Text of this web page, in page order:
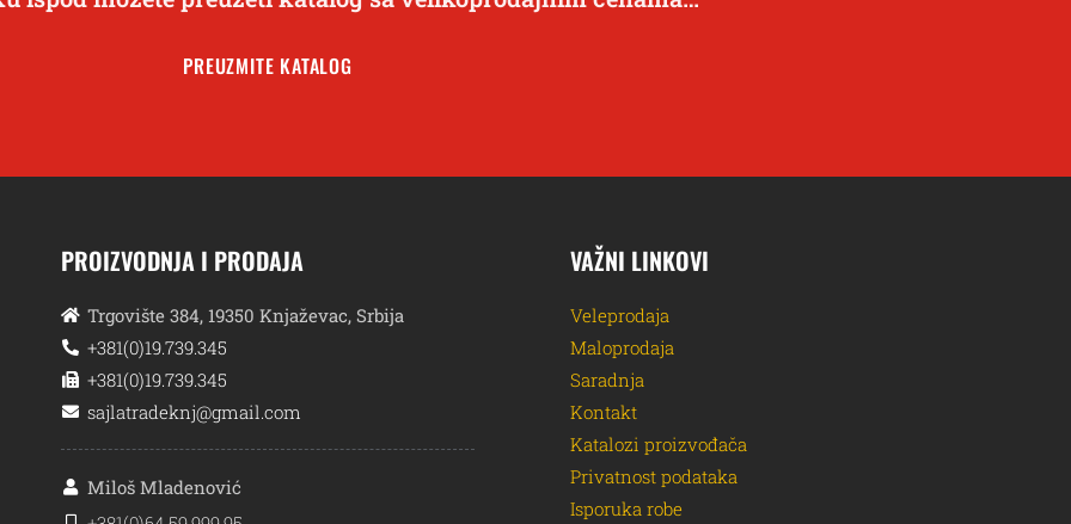
PREUZMITE KATALOG
PROIZVODNJA I PRODAJA
Trgovište 384, 19350 Knjaževac, Srbija
+381(0)19.739.345
+381(0)19.739.345
sajlatradeknj@gmail.com
Miloš Mladenović
VAŽNI LINKOVI
Veleprodaja
Maloprodaja
Saradnja
Kontakt
Katalozi proizvođača
Privatnost podataka
Isporuka robe